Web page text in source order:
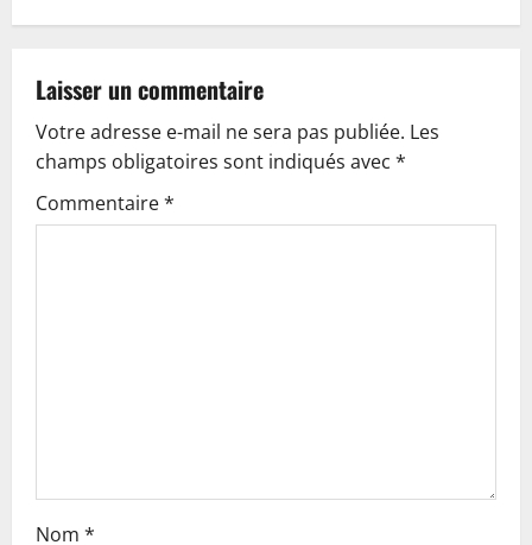
v
i
g
Laisser un commentaire
Votre adresse e-mail ne sera pas publiée. Les
champs obligatoires sont indiqués avec *
Commentaire*
Nom *